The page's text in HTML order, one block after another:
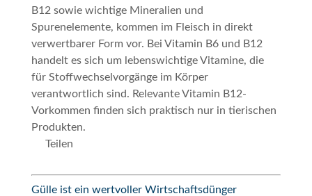
B12 sowie wichtige Mineralien und
Spurenelemente, kommen im Fleisch in direkt
verwertbarer Form vor. Bei Vitamin B6 und B12
handelt es sich um lebenswichtige Vitamine, die
für Stoffwechselvorgänge im Körper
verantwortlich sind. Relevante Vitamin B12-
Vorkommen finden sich praktisch nur in tierischen
Produkten.
Teilen
Gülle ist ein wertvoller Wirtschaftsdünger